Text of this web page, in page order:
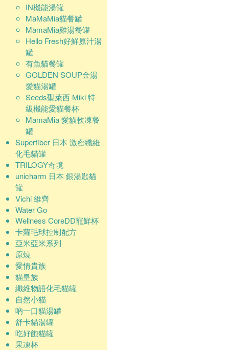
IN機能湯罐
MaMaMia貓餐罐
MamaMia雞湯餐罐
Hello Fresh好鮮原汁湯
罐
有魚貓餐罐
GOLDEN SOUP金湯
愛貓湯罐
Seeds聖萊西 Miki 特
級機能愛貓餐杯
MamaMia 愛貓軟凍餐
罐
Superfiber 日本 激密纖維
化毛貓罐
TRILOGY奇境
unicharm 日本 銀湯匙貓
罐
Vichi 維齊
Water Go
Wellness CoreDD寵鮮杯
卡蘿毛球控制配方
亞米亞米系列
原燒
愛情貴族
貓皇族
纖維物語化毛貓罐
自然小貓
吶一口貓湯罐
舒卡貓湯罐
吃好飽貓罐
果凍杯